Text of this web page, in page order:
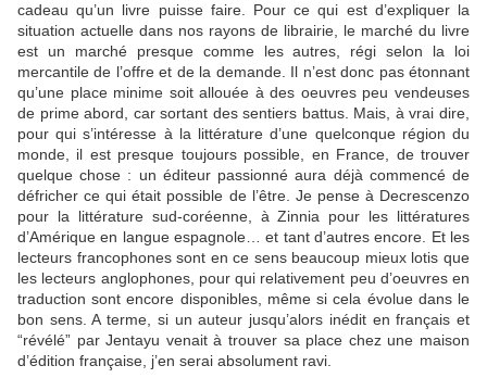
cadeau qu’un livre puisse faire. Pour ce qui est d’expliquer la
situation actuelle dans nos rayons de librairie, le marché du livre
est un marché presque comme les autres, régi selon la loi
mercantile de l’offre et de la demande. Il n’est donc pas étonnant
qu’une place minime soit allouée à des oeuvres peu vendeuses
de prime abord, car sortant des sentiers battus. Mais, à vrai dire,
pour qui s’intéresse à la littérature d’une quelconque région du
monde, il est presque toujours possible, en France, de trouver
quelque chose : un éditeur passionné aura déjà commencé de
défricher ce qui était possible de l’être. Je pense à Decrescenzo
pour la littérature sud-coréenne, à Zinnia pour les littératures
d’Amérique en langue espagnole… et tant d’autres encore. Et les
lecteurs francophones sont en ce sens beaucoup mieux lotis que
les lecteurs anglophones, pour qui relativement peu d’oeuvres en
traduction sont encore disponibles, même si cela évolue dans le
bon sens. A terme, si un auteur jusqu’alors inédit en français et
“révélé” par Jentayu venait à trouver sa place chez une maison
d’édition française, j’en serai absolument ravi.